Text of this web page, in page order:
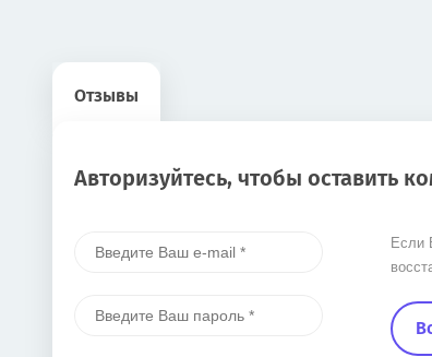
Отзывы
Авторизуйтесь, чтобы оставить
Если